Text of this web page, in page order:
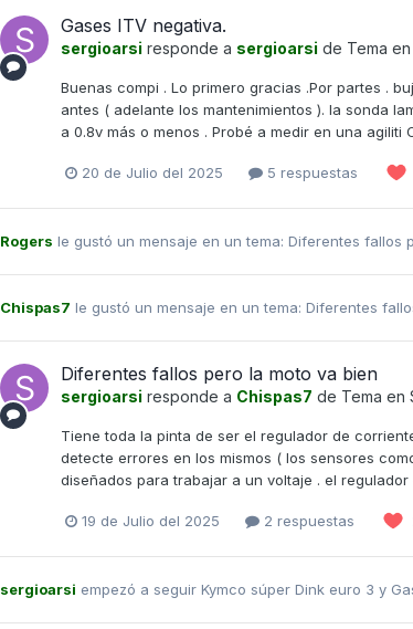
Gases ITV negativa.
sergioarsi responde a sergioarsi de Tema en
Buenas compi . Lo primero gracias .Por partes .
antes ( adelante los mantenimientos ). la sonda
a 0.8v más o menos . Probé a medir en una
20 de Julio del 2025 5 respuestas
Rogers le gustó un mensaje en un tema: Diferentes fallos
Chispas7 le gustó un mensaje en un tema: Diferentes
Diferentes fallos pero la moto va bien
sergioarsi responde a Chispas7 de Tema en
Tiene toda la pinta de ser el regulador de
detecte errores en los mismos ( los sensores
diseñados para trabajar a un voltaje . el
19 de Julio del 2025 2 respuestas
sergioarsi empezó a seguir Kymco súper Dink euro 3 y